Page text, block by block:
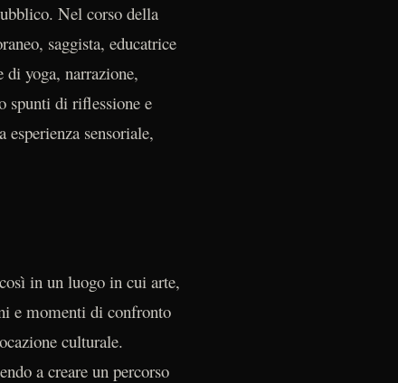
Nel corso della
saggista, educatrice
di yoga, narrazione,
spunti di riflessione e
sensoriale,
in un luogo in cui arte,
e momenti di confronto
culturale.
a creare un percorso